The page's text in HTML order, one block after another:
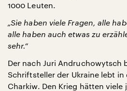
1000 Leuten.
„Sie haben viele Fragen, alle
alle haben auch etwas zu
sehr.“
Der nach Juri Andruchowytsch
Schriftsteller der Ukraine lebt in
Charkiw. Den Krieg hätten viele